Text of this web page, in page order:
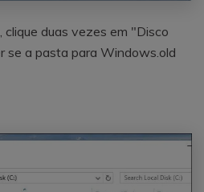
clique duas vezes em "Disco
se a pasta para Windows.old